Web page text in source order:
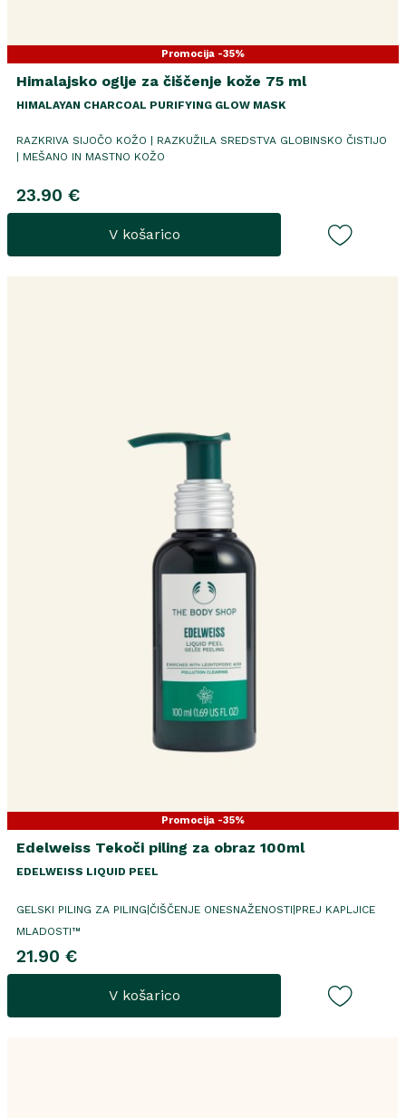
Promocija -35%
Himalajsko oglje za čiščenje kože 75 ml
HIMALAYAN CHARCOAL PURIFYING GLOW MASK
RAZKRIVA SIJOČO KOŽO | RAZKUŽILA SREDSTVA GLOBINSKO ČISTIJO
| MEŠANO IN MASTNO KOŽO
23.90 €
V košarico
Promocija -35%
Edelweiss Tekoči piling za obraz 100ml
EDELWEISS LIQUID PEEL
GELSKI PILING ZA PILING|ČIŠČENJE ONESNAŽENOSTI|PREJ KAPLJICE
MLADOSTI™
21.90 €
V košarico